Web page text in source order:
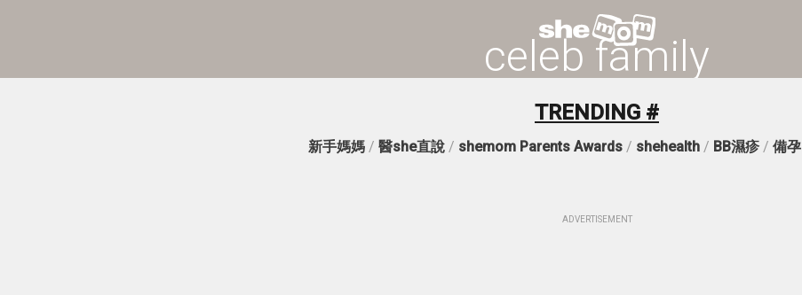
celeb family
TRENDING #
新手媽媽 / 醫she直說 / shemom Parents Awards / shehealth / BB濕疹 / 備孕
ADVERTISEMENT